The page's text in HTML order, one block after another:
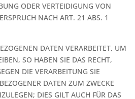
ODER VERTEIDIGUNG VON
NACH ART. 21 ABS. 1
DATEN VERARBEITET, UM
SO HABEN SIE DAS RECHT,
DIE VERARBEITUNG SIE
DATEN ZUM ZWECKE
DIES GILT AUCH FÜR DAS